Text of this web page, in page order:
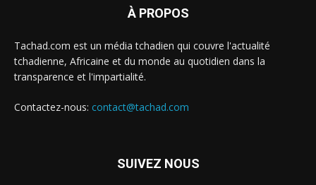
À PROPOS
Tachad.com est un média tchadien qui couvre l'actualité
tchadienne, Africaine et du monde au quotidien dans la
transparence et l'impartialité.
Contactez-nous: contact@tachad.com
SUIVEZ NOUS